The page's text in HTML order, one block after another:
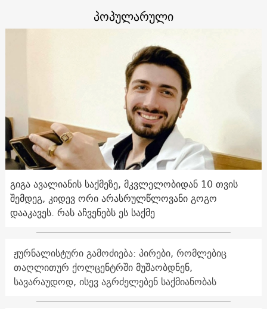
პოპულარული
გიგა ავალიანის საქმეზე, მკვლელობიდან 10 თვის
შემდეგ, კიდევ ორი არასრულწლოვანი გოგო
დააკავეს. რას აჩვენებს ეს საქმე
ჟურნალისტური გამოძიება: პირები, რომლებიც
თაღლითურ ქოლცენტრში მუშაობდნენ,
სავარაუდოდ, ისევ აგრძელებენ საქმიანობას